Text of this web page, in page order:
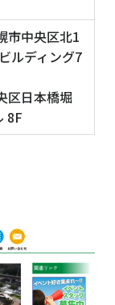
中央区北1
ルディング7
区日本橋堀
8F